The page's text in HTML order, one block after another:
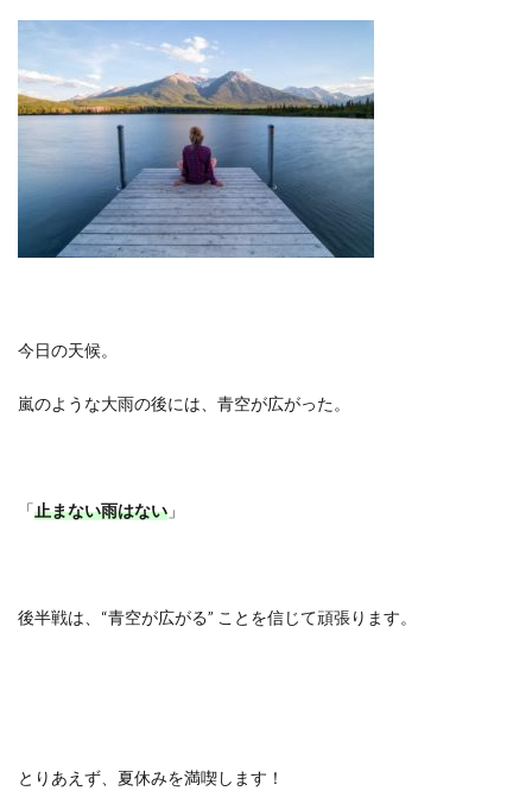
今日の天候。
嵐のような大雨の後には、青空が広がった。
「止まない雨はない 」
後半戦は、 “青空が広がる” ことを信じて頑張ります。
とりあえず、夏休みを満喫します！